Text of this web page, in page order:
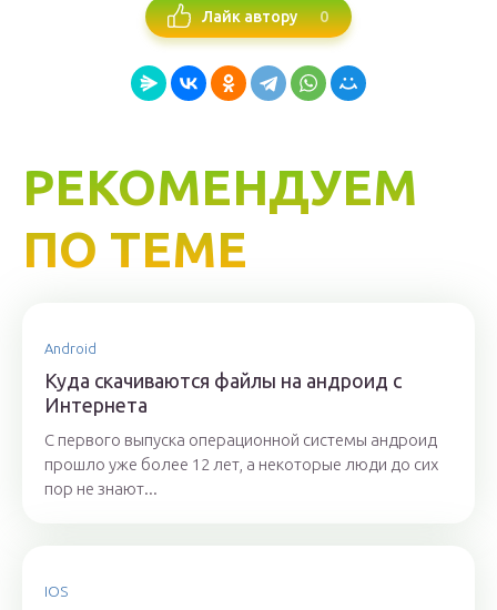
Лайк автору 0
РЕКОМЕНДУЕМ
ПО ТЕМЕ
Android
Куда скачиваются файлы на андроид с
Интернета
С первого выпуска операционной системы андроид
прошло уже более 12 лет, а некоторые люди до сих
пор не знают...
IOS